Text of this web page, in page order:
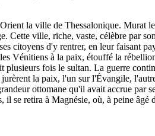
la ville de Thessalonique. Murat
Cette ville, riche, vaste, célèbre par
citoyens d'y rentrer, en leur faisant
Vénitiens à la paix, étouffé la
fois le sultan. La guerre
jurèrent la paix, l'un sur l'Évangile,
ottomane qu'il avait accrue par
se retira à Magnésie, où, à peine âgé